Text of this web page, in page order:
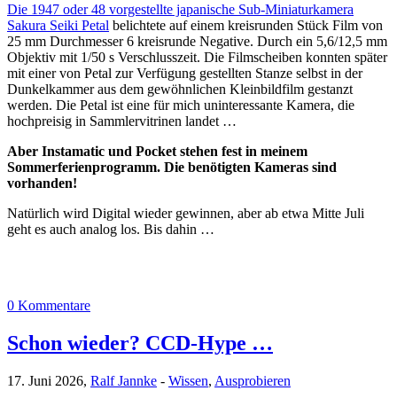
Die 1947 oder 48 vorgestellte japanische Sub-Miniaturkamera
Sakura Seiki Petal belichtete auf einem kreisrunden Stück Film von
25 mm Durchmesser 6 kreisrunde Negative. Durch ein 5,6/12,5 mm
Objektiv mit 1/50 s Verschlusszeit. Die Filmscheiben konnten später
mit einer von Petal zur Verfügung gestellten Stanze selbst in der
Dunkelkammer aus dem gewöhnlichen Kleinbildfilm gestanzt
werden. Die Petal ist eine für mich uninteressante Kamera, die
hochpreisig in Sammlervitrinen landet …
Aber Instamatic und Pocket stehen fest in meinem
Sommerferienprogramm. Die benötigten Kameras sind
vorhanden!
Natürlich wird Digital wieder gewinnen, aber ab etwa Mitte Juli
geht es auch analog los. Bis dahin …
0 Kommentare
Schon wieder? CCD-Hype …
17. Juni 2026, Ralf Jannke - Wissen, Ausprobieren